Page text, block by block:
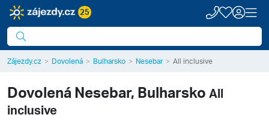
25
Zájezdy.cz Dovolená Bulharsko Nesebar All inclusive
Dovolená Nesebar, Bulharsko All
inclusive